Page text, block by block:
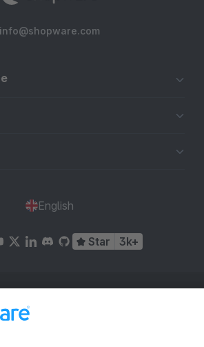
info@shopware.com
English
Star 3k+